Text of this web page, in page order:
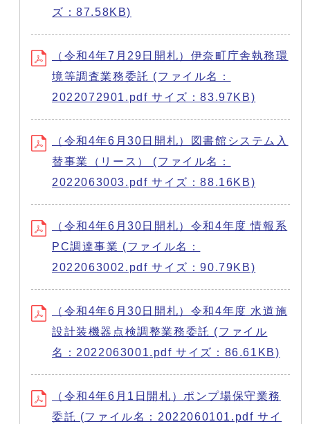
ズ：87.58KB)
（令和4年7月29日開札）伊奈町庁舎執務環
境等調査業務委託 (ファイル名：
2022072901.pdf サイズ：83.97KB)
（令和4年6月30日開札）図書館システム入
替事業（リース） (ファイル名：
2022063003.pdf サイズ：88.16KB)
（令和4年6月30日開札）令和4年度 情報系
PC調達事業 (ファイル名：
2022063002.pdf サイズ：90.79KB)
（令和4年6月30日開札）令和4年度 水道施
設計装機器点検調整業務委託 (ファイル
名：2022063001.pdf サイズ：86.61KB)
（令和4年6月1日開札）ポンプ場保守業務
委託 (ファイル名：2022060101.pdf サイ